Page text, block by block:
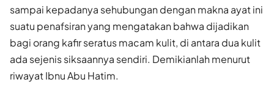
sampai kepadanya sehubungan dengan makna ayat ini
suatu penafsiran yang mengatakan bahwa dijadikan
bagi orang kafir seratus macam kulit, di antara dua kulit
ada sejenis siksaannya sendiri. Demikianlah menurut
riwayat Ibnu Abu Hatim.